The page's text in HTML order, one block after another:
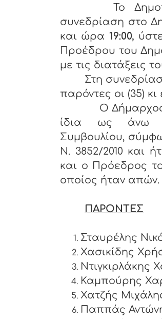
Το
συνεδρίαση στο
και ώρα 19:00,
Προέδρου του
με τις διατάξεις
Στη
παρόντες οι (35)
Ο Δήμαρχος κ.
ίδια ως άνω
Συμβουλίου,
Ν. 3852/2010 και
και ο Πρόεδρος
οποίος ήταν απών.
ΠΑΡΟΝΤΕΣ
Σταυρέλης
Χασικίδης
Καμπούρης
Χατζής
Παππάς